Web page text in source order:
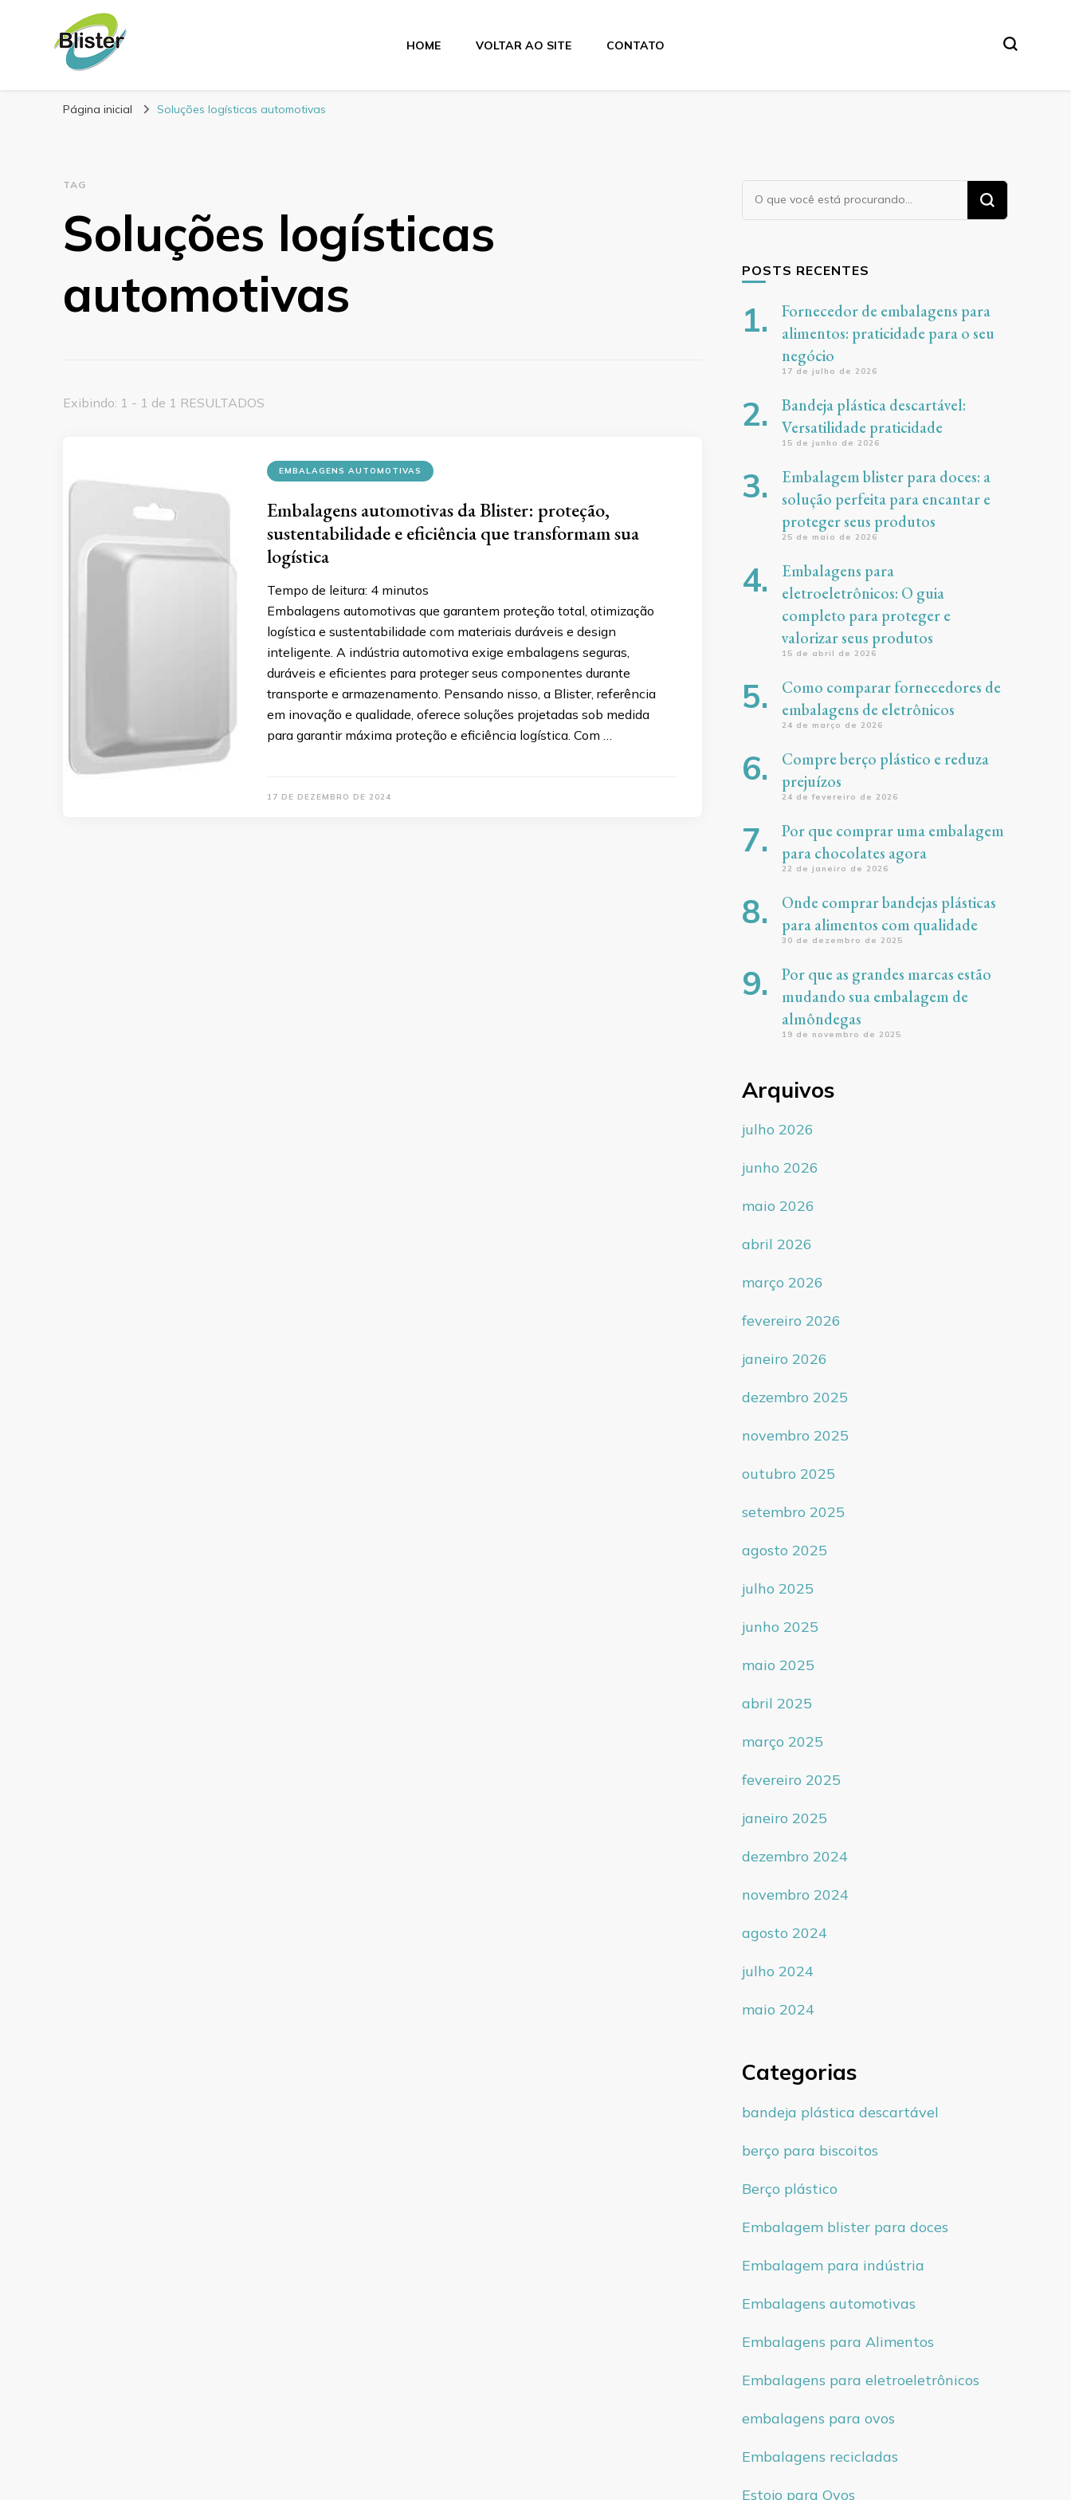
Blog Blister Embalagens
HOME VOLTAR AO SITE CONTATO
Página inicial Soluções logísticas automotivas
TAG
Soluções logísticas
automotivas
Exibindo: 1 - 1 de 1 RESULTADOS
EMBALAGENS AUTOMOTIVAS
Embalagens automotivas da Blister: proteção,
sustentabilidade e eficiência que transformam sua
logística
Tempo de leitura: 4 minutos
Embalagens automotivas que garantem proteção total, otimização
logística e sustentabilidade com materiais duráveis e design
inteligente. A indústria automotiva exige embalagens seguras,
duráveis e eficientes para proteger seus componentes durante
transporte e armazenamento. Pensando nisso, a Blister, referência
em inovação e qualidade, oferece soluções projetadas sob medida
para garantir máxima proteção e eficiência logística. Com …
17 DE DEZEMBRO DE 2024
Procurando
algo?
POSTS RECENTES
Fornecedor de embalagens para
alimentos: praticidade para o seu
negócio
17 de julho de 2026
Bandeja plástica descartável:
Versatilidade praticidade
15 de junho de 2026
Embalagem blister para doces: a
solução perfeita para encantar e
proteger seus produtos
25 de maio de 2026
Embalagens para
eletroeletrônicos: O guia
completo para proteger e
valorizar seus produtos
15 de abril de 2026
Como comparar fornecedores de
embalagens de eletrônicos
24 de março de 2026
Compre berço plástico e reduza
prejuízos
24 de fevereiro de 2026
Por que comprar uma embalagem
para chocolates agora
22 de janeiro de 2026
Onde comprar bandejas plásticas
para alimentos com qualidade
30 de dezembro de 2025
Por que as grandes marcas estão
mudando sua embalagem de
almôndegas
19 de novembro de 2025
Arquivos
julho 2026
junho 2026
maio 2026
abril 2026
março 2026
fevereiro 2026
janeiro 2026
dezembro 2025
novembro 2025
outubro 2025
setembro 2025
agosto 2025
julho 2025
junho 2025
maio 2025
abril 2025
março 2025
fevereiro 2025
janeiro 2025
dezembro 2024
novembro 2024
agosto 2024
julho 2024
maio 2024
Categorias
bandeja plástica descartável
berço para biscoitos
Berço plástico
Embalagem blister para doces
Embalagem para indústria
Embalagens automotivas
Embalagens para Alimentos
Embalagens para eletroeletrônicos
embalagens para ovos
Embalagens recicladas
Estojo para Ovos